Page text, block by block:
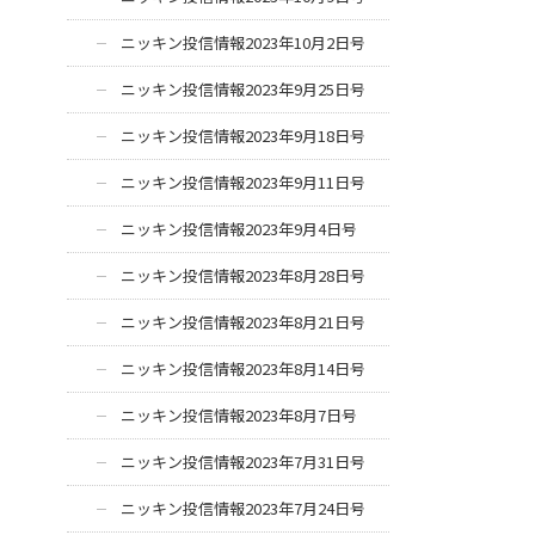
ニッキン投信情報2023年10月2日号
ニッキン投信情報2023年9月25日号
ニッキン投信情報2023年9月18日号
ニッキン投信情報2023年9月11日号
ニッキン投信情報2023年9月4日号
ニッキン投信情報2023年8月28日号
ニッキン投信情報2023年8月21日号
ニッキン投信情報2023年8月14日号
ニッキン投信情報2023年8月7日号
ニッキン投信情報2023年7月31日号
ニッキン投信情報2023年7月24日号